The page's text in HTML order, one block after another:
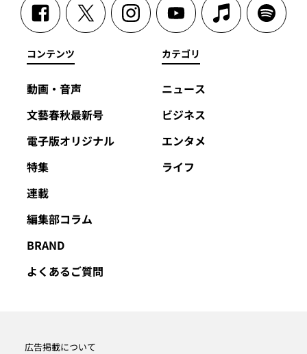
コンテンツ
動画・音声
文藝春秋最新号
電子版オリジナル
特集
連載
編集部コラム
BRAND
よくあるご質問
カテゴリ
ニュース
ビジネス
エンタメ
ライフ
広告掲載について